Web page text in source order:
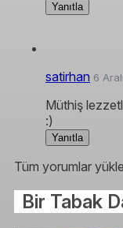
Yanıtla
satirhan 6
Müthiş
:)
Yanıtla
Tüm yorumlar
Bir Tabak